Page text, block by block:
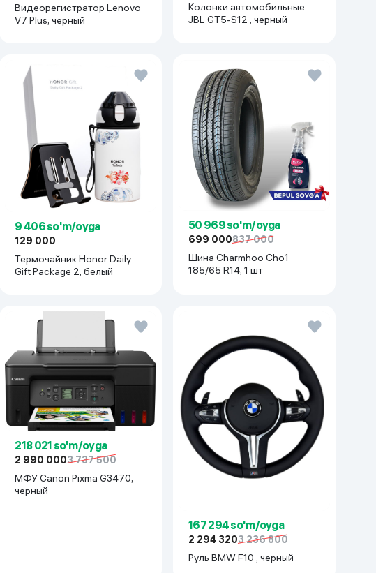
Видеорегистратор Lenovo
V7 Plus, черный
Колонки автомобильные
JBL GT5-S12 , черный
9 406 so'm/oyga
129 000
Термочайник Honor Daily
Gift Package 2, белый
50 969 so'm/oyga
699 000837 000
Шина Charmhoo Cho1
185/65 R14, 1 шт
218 021 so'm/oyga
2 990 0003 737 500
МФУ Canon Pixma G3470,
черный
167 294 so'm/oyga
2 294 3203 236 800
Руль BMW F10 , черный